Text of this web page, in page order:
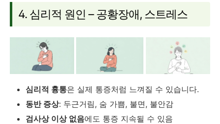
4. 심리적 원인 – 공황장애, 스트레스
심리적 흉통은 실제 통증처럼 느껴질 수 있습니다.
동반 증상: 두근거림, 숨 가쁨, 불면, 불안감
검사상 이상 없음에도 통증 지속될 수 있음